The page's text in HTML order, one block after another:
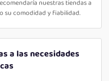
nuestras tiendas a
su comodidad y fiabilidad.
a las necesidades